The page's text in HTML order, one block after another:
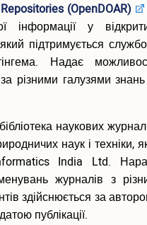
(OpenDOAR)
інформації у
підтримується
Надає
різними галузями
наукових
наук і техніки,
India Ltd.
журналів з
здійснюється за
публікації.